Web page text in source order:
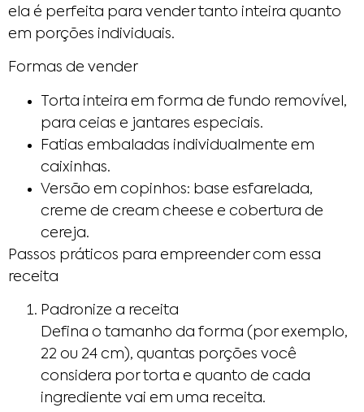
ela é perfeita para vender tanto inteira quanto
em porções individuais.
Formas de vender
Torta inteira em forma de fundo removível,
para ceias e jantares especiais.
Fatias embaladas individualmente em
caixinhas.
Versão em copinhos: base esfarelada,
creme de cream cheese e cobertura de
cereja.
Passos práticos para empreender com essa
receita
Padronize a receita
Defina o tamanho da forma (por exemplo,
22 ou 24 cm), quantas porções você
considera por torta e quanto de cada
ingrediente vai em uma receita.